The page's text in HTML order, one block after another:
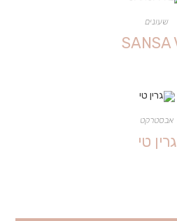
שעונים
SANSA
אבסטרקט
גרין טי